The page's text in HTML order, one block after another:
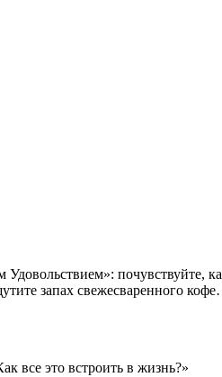
почувствуйте,
запах свежесваренного
все это встроить в жизнь?»